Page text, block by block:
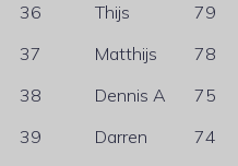
36
Thijs 79
37
Matthijs 78
38
Dennis A 75
39
Darren 74